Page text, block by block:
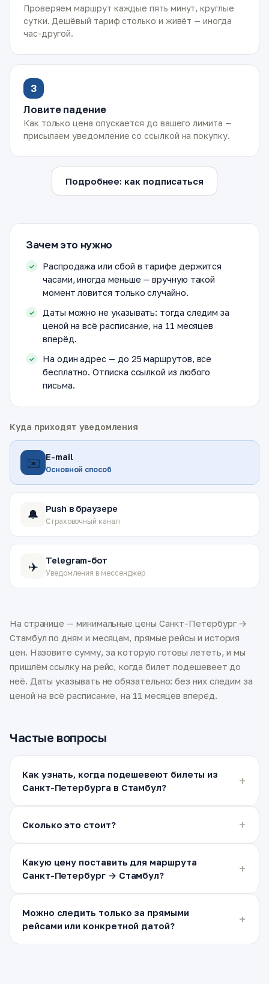
Проверяем маршрут каждые пять минут, круглые
сутки. Дешёвый тариф столько и живёт — иногда
час-другой.
3
Ловите падение
Как только цена опускается до вашего лимита —
присылаем уведомление со ссылкой на покупку.
Подробнее: как подписаться
Зачем это нужно
Распродажа или сбой в тарифе держится
часами, иногда меньше — вручную такой
момент ловится только случайно.
Даты можно не указывать: тогда следим за
ценой на всё расписание, на 11 месяцев
вперёд.
На один адрес — до 25 маршрутов, все
бесплатно. Отписка ссылкой из любого
письма.
Куда приходят уведомления
✉️ E-mail
Основной способ
🔔 Push в браузере
Страховочный канал
✈️ Telegram-бот
Уведомления в мессенджер
На странице — минимальные цены Санкт-Петербург →
Стамбул по дням и месяцам, прямые рейсы и история
цен. Назовите сумму, за которую готовы лететь, и мы
пришлём ссылку на рейс, когда билет подешевеет до
неё. Даты указывать не обязательно: без них следим за
ценой на всё расписание, на 11 месяцев вперёд.
Частые вопросы
Как узнать, когда подешевеют билеты из
Санкт-Петербурга в Стамбул?
Сколько это стоит?
Какую цену поставить для маршрута
Санкт-Петербург → Стамбул?
Можно следить только за прямыми
рейсами или конкретной датой?